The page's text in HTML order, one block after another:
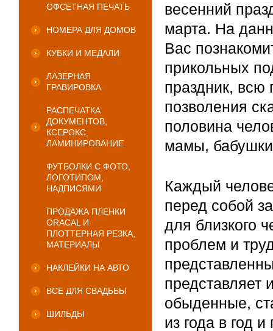
ОФСЕТНАЯ ПЕЧАТЬ
НОМЕРА ДЛЯ ДОМОВ
КУБКИ И МЕДАЛИ
ЛАЗЕРНАЯ
ГРАВИРОВКА
РАСПЕЧАТКА
ДОКУМЕНТОВ,
КСЕРОКС,
ЛАМИНИРОВАНИЕ
ФУТБОЛКИ С ФОТО,
ЛОГОТИПОМ,
НАДПИСЯМИ
ПРОДАЖА ПЛЕНКИ
ORACAL И
ПЛОТТЕРНАЯ РЕЗКА,
МАТЕРИАЛЫ
НАКЛЕЙКИ НА АВТО
ВСЕ ДЛЯ СВАДЬБЫ
ШИЛЬДЫ
весенний
марта. На
Вас
прикольных
праздник, всю
позволения
половина
мамы,
Каждый
перед собой
для близкого
проблем и
представляет
обыденные,
из года в год